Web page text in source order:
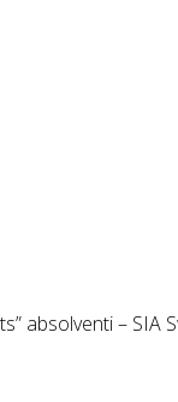
absolventi – SIA